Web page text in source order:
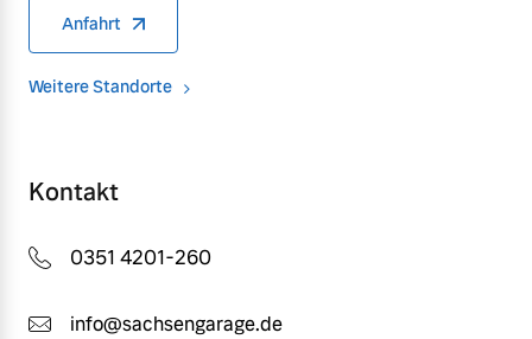
Anfahrt
Weitere Standorte
Kontakt
0351 4201-260
info@sachsengarage.de